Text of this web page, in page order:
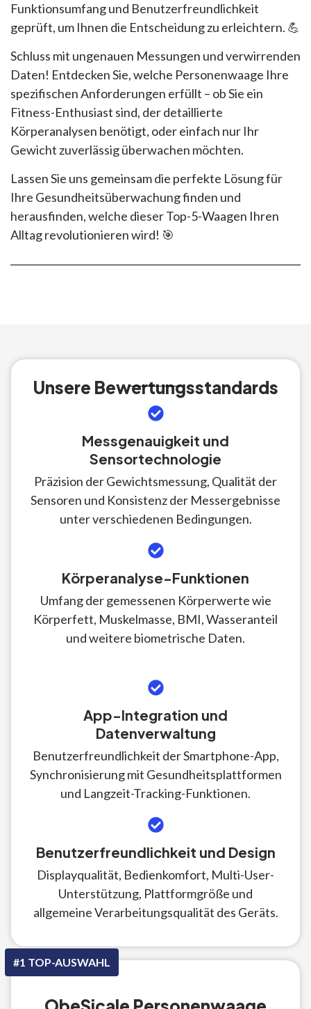
Funktionsumfang und Benutzerfreundlichkeit
geprüft, um Ihnen die Entscheidung zu erleichtern. 💪
Schluss mit ungenauen Messungen und verwirrenden
Daten! Entdecken Sie, welche Personenwaage Ihre
spezifischen Anforderungen erfüllt – ob Sie ein
Fitness-Enthusiast sind, der detaillierte
Körperanalysen benötigt, oder einfach nur Ihr
Gewicht zuverlässig überwachen möchten.
Lassen Sie uns gemeinsam die perfekte Lösung für
Ihre Gesundheitsüberwachung finden und
herausfinden, welche dieser Top-5-Waagen Ihren
Alltag revolutionieren wird! 🎯
Unsere Bewertungsstandards
Messgenauigkeit und
Sensortechnologie
Präzision der Gewichtsmessung, Qualität der
Sensoren und Konsistenz der Messergebnisse
unter verschiedenen Bedingungen.
Körperanalyse-Funktionen
Umfang der gemessenen Körperwerte wie
Körperfett, Muskelmasse, BMI, Wasseranteil
und weitere biometrische Daten.
App-Integration und
Datenverwaltung
Benutzerfreundlichkeit der Smartphone-App,
Synchronisierung mit Gesundheitsplattformen
und Langzeit-Tracking-Funktionen.
Benutzerfreundlichkeit und Design
Displayqualität, Bedienkomfort, Multi-User-
Unterstützung, Plattformgröße und
allgemeine Verarbeitungsqualität des Geräts.
#1 TOP-AUSWAHL